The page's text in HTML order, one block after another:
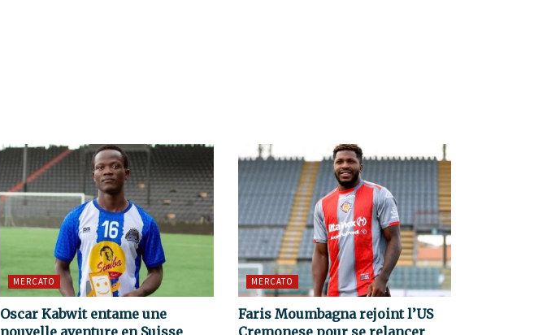
MERCATO
Oscar Kabwit entame une
MERCATO
Faris Moumbagna rejoint l’US